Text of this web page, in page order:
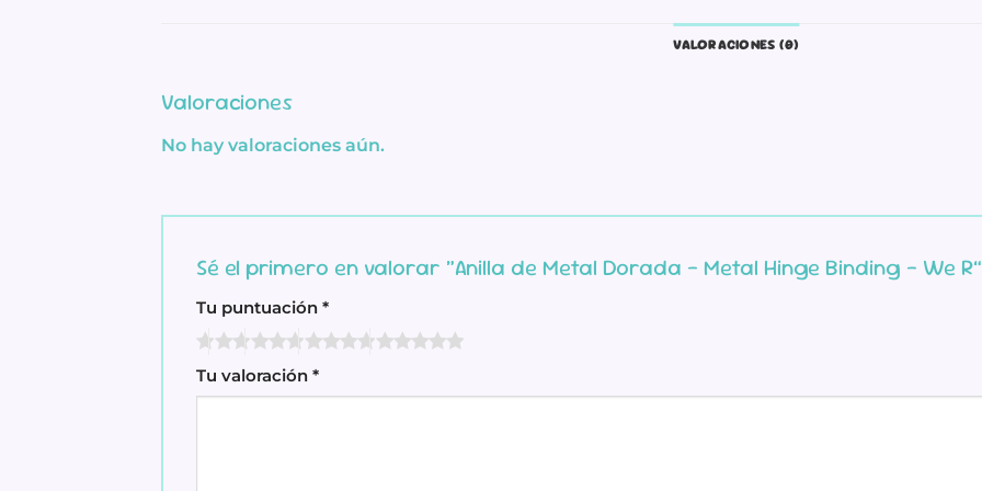
VALORACIONES (0)
Valoraciones
No hay valoraciones aún.
Sé el primero en valorar “Anilla de Metal Dorada – Metal Hinge Binding – We
Tu puntuación *
Tu valoración *